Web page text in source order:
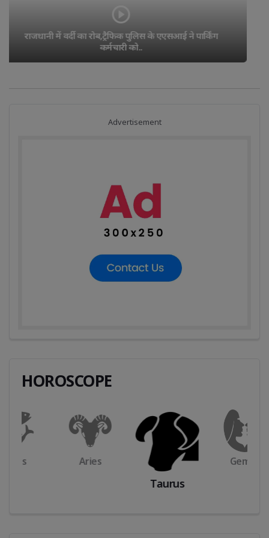
न्याय दो या मार दो" से गूंजा धरना स्थल, 9वें दिन भी..
Advertisement
HOROSCOPE
Taurus
Gemini